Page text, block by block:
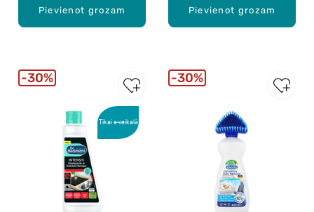
Pievienot grozam Pievienot grozam
Tikai e-veikalā
30% 30%